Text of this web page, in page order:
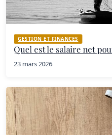
GESTION ET FINANCES
Quel est le salaire net
23 mars 2026